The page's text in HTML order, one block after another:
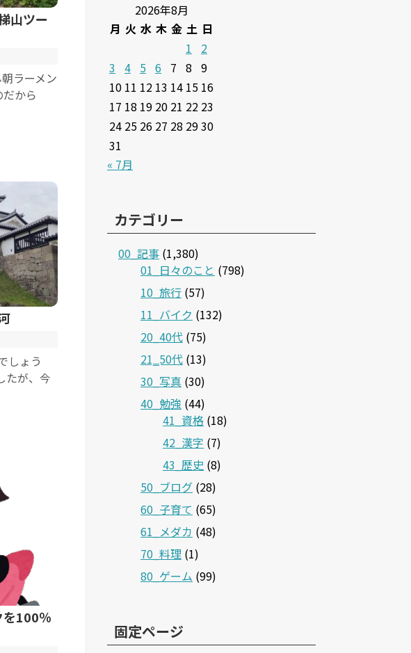
山ツー
ラーメン
から
た。 朝
しょう
たが、今
。 行き
を100％
2026年8月
月 火 水 木 金 土 日
1
2
3 4 5 6 7 8 9
10 11 12 13 14 15 16
17 18 19 20 21 22 23
24 25 26 27 28 2930
31
« 7月
カテゴリー
00_記事 (1,380)
01_日々のこと (798)
10_旅行 (57)
11_バイク (132)
20_40代 (75)
21‗50代 (13)
30_写真 (30)
40_勉強 (44)
41_資格 (18)
42_漢字 (7)
43_歴史 (8)
50_ブログ (28)
60_子育て (65)
61_メダカ (48)
70_料理 (1)
80_ゲーム (99)
固定ページ